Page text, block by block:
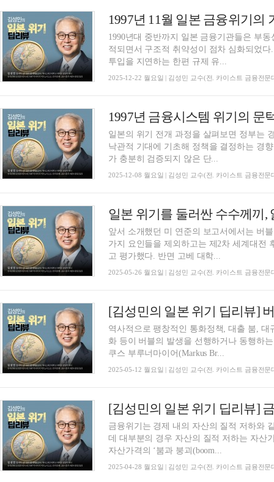
1990년대 중반까지 일본 금융기관들은 부
적되면서 구조적 취약성이 점차 심화되었
투입을 지연하는 한편 규제 유...
2025-12-22 월요일 | 김성민 교수(전. 카이스트 금융전문
일본의 위기 전개 과정을 살펴보면 정부는
낙관적 기대에 기초해 정책을 결정하는 경
가 충분히 검증되지 않은 단...
2025-12-08 월요일 | 김성민 교수(전. 카이스트 금융전문
앞서 소개했던 미 연준의 보고서에서는 버
가지 요인들을 제외하고는 제2차 세계대전
고 평가했다. 반면 고베 대학...
2025-05-26 월요일 | 김성민 교수(전. 카이스트 금융전문
역사적으로 팽창적인 통화정책, 대출 붐,
화 등이 버블의 발생을 선행하거나 동행하
쿠스 부루너마이어(Markus Br...
2025-05-12 월요일 | 김성민 교수(전. 카이스트 금융전문
[김성민의 일본 위기 딥리뷰]
금융위기는 경제 내의 자산의 질적 저하와
데 대부분의 경우 자산의 질적 저하는 자산
자산가격의 ‘붐과 붕괴(boom...
2025-04-28 월요일 | 김성민 교수(전. 카이스트 금융전문